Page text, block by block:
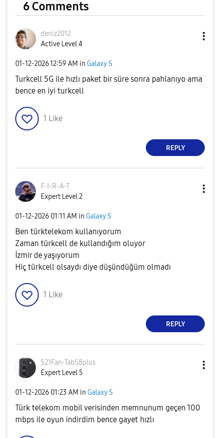
6 Comments
deniz2012
Active Level 4
‎01-12-202612:59 AM in Galaxy S
Turkcell 5G ile hızlı paket bir süre sonra pahlanıyo ama
bence en iyi turkcell
1 Like
REPLY
F-I-R-A-T
Expert Level 2
‎01-12-2026 01:11 AM in Galaxy S
Ben türktelekom kullanıyorum
Zaman türkcell de kullandığım oluyor
İzmir de yaşıyorum
Hiç türkcell olsaydı diye düşündüğüm olmadı
1 Like
REPLY
S21Fan-TabS8plus
Expert Level 5
‎01-12-2026 01:23 AM in Galaxy S
Türk telekom mobil verisinden memnunum geçen 100
mbps ile oyun indirdim bence gayet hızlı